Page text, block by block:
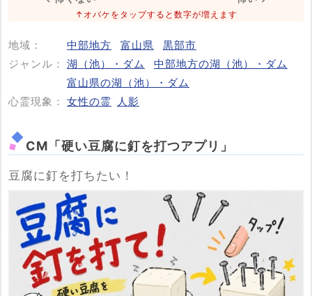
投稿する
↑オバケをタップすると数字が増えます
地域： 中部地方 富山県
黒部市
ジャンル： 湖（池）・ダム
中部地方の湖（池）・ダム
富山県の湖（池）・ダム
心霊現象： 女性の霊 人影
CM「硬い豆腐に釘を打つアプリ」
豆腐に釘を打ちたい！